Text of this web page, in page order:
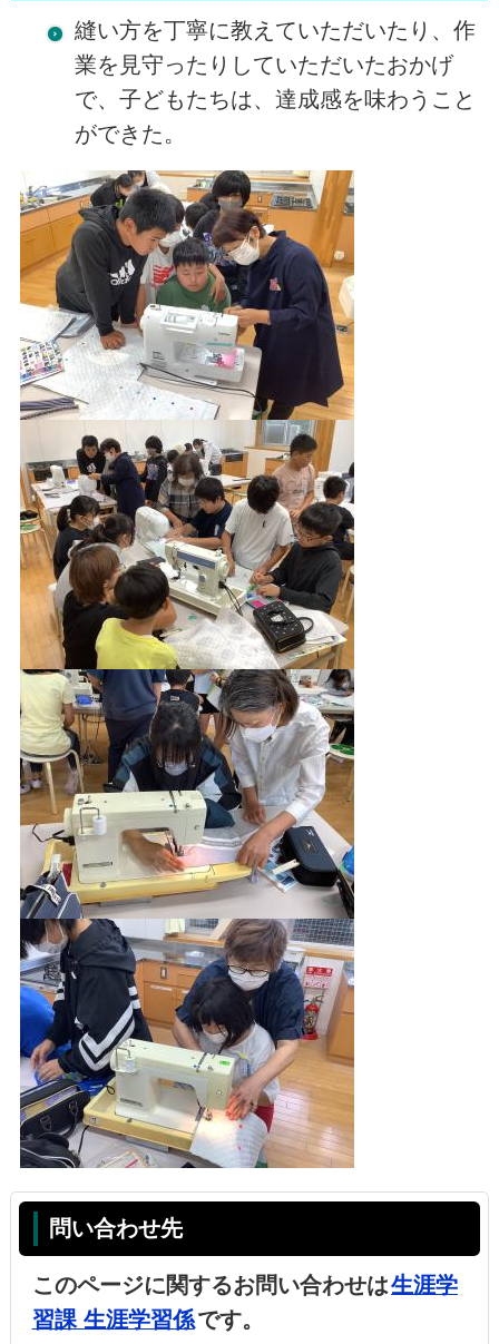
縫い方を丁寧に教えていただいたり、作
業を見守ったりしていただいたおかげ
で、子どもたちは、達成感を味わうこと
ができた。
問い合わせ先
このページに関するお問い合わせは生涯学
習課 生涯学習係です。